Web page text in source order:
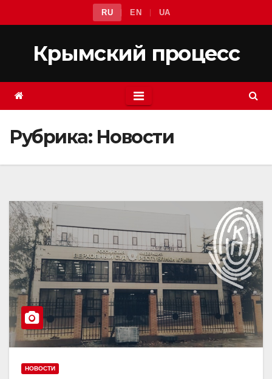
к
содержимому
RU EN UA
Крымский процесс
Рубрика: Новости
НОВОСТИ